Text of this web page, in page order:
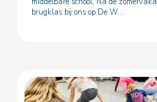
brugklas bij ons op De W...